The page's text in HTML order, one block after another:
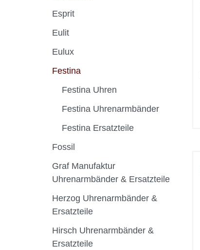
Esprit
Eulit
Eulux
Festina
Festina Uhren
Festina Uhrenarmbänder
Festina Ersatzteile
Fossil
Graf Manufaktur
Uhrenarmbänder & Ersatzteile
Herzog Uhrenarmbänder &
Ersatzteile
Hirsch Uhrenarmbänder &
Ersatzteile